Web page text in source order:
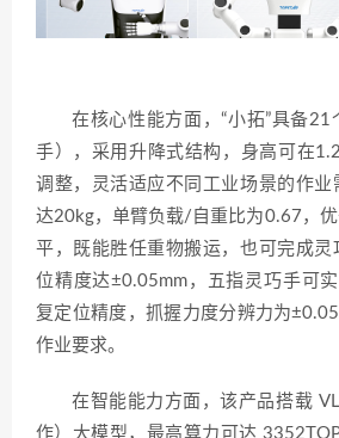
在核心性能方面，“小拓”具备
手），采用升降式结构，身高可在
调整，灵活适应不同工业场景的作业
达20kg，单臂负载/自重比为0.67，
平，既能胜任重物搬运，也可完成灵
位精度达±0.05mm，五指灵巧手可
复定位精度，抓握力度分辨力为
作业要求。
在智能能力方面，该产品搭载
作）大模型，最高算力可达